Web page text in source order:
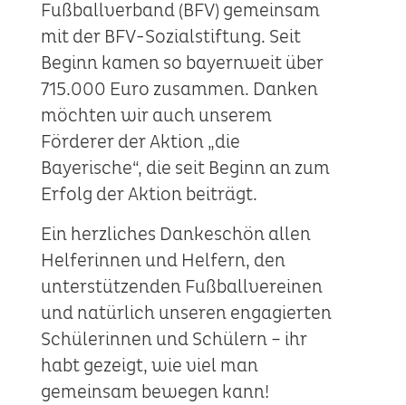
Fußballverband (BFV) gemeinsam
mit der BFV-Sozialstiftung. Seit
Beginn kamen so bayernweit über
715.000 Euro zusammen. Danken
möchten wir auch unserem
Förderer der Aktion „die
Bayerische“, die seit Beginn an zum
Erfolg der Aktion beiträgt.
Ein herzliches Dankeschön allen
Helferinnen und Helfern, den
unterstützenden Fußballvereinen
und natürlich unseren engagierten
Schülerinnen und Schülern – ihr
habt gezeigt, wie viel man
gemeinsam bewegen kann!